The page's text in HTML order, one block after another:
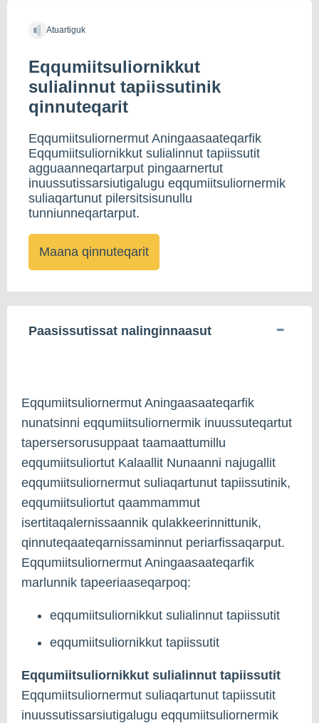
Atuartiguk
Eqqumiitsuliornikkut
sulialinnut tapiissutinik
qinnuteqarit
Eqqumiitsuliornermut Aningaasaateqarfik
Eqqumiitsuliornikkut sulialinnut tapiissutit
agguaanneqartarput pingaarnertut
inuussutissarsiutigalugu eqqumiitsuliornermik
suliaqartunut pilersitsisunullu
tunniunneqartarput.
Maana qinnuteqarit
Paasissutissat nalinginnaasut
Eqqumiitsuliornermut Aningaasaateqarfik
nunatsinni eqqumiitsuliornermik inuussuteqartut
tapersersorusuppaat taamaattumillu
eqqumiitsuliortut Kalaallit Nunaanni najugallit
eqqumiitsuliornermut suliaqartunut tapiissutinik,
eqqumiitsuliortut qaammammut
isertitaqalernissaannik qulakkeerinnittunik,
qinnuteqaateqarnissaminnut periarfissaqarput.
Eqqumiitsuliornermut Aningaasaateqarfik
marlunnik tapeeriaaseqarpoq:
eqqumiitsuliornikkut sulialinnut tapiissutit
eqqumiitsuliornikkut tapiissutit
Eqqumiitsuliornikkut sulialinnut tapiissutit
Eqqumiitsuliornermut suliaqartunut tapiissutit
inuussutissarsiutigalugu eqqumiitsuliornermik